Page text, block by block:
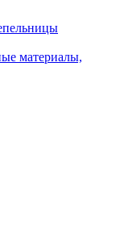
материалы,